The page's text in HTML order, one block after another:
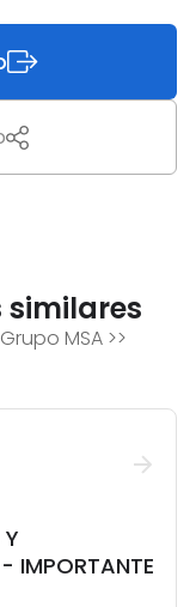
Grupo MSA >>
IMPORTANTE